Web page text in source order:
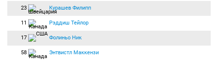
23 Курашев Филипп
11 Рэддиш Тейлор
17 Фолиньо Ник
58 Энтвистл Маккензи